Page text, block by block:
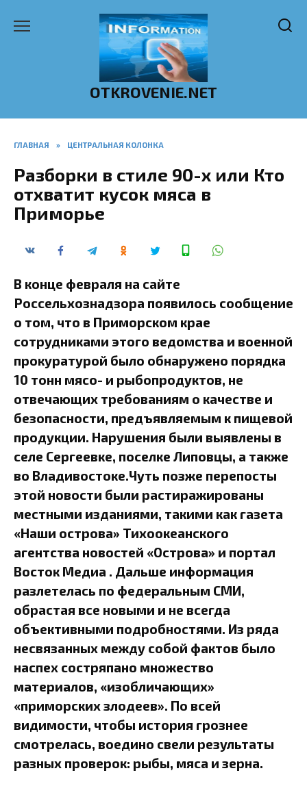
OTKROVENIE.NET
ГЛАВНАЯ » ЦЕНТРАЛЬНАЯ КОЛОНКА
Разборки в стиле 90-х или Кто
отхватит кусок мяса в
Приморье
В конце февраля на сайте
Россельхознадзора появилось сообщение
о том, что в Приморском крае
сотрудниками этого ведомства и военной
прокуратурой было обнаружено порядка
10 тонн мясо- и рыбопродуктов, не
отвечающих требованиям о качестве и
безопасности, предъявляемым к пищевой
продукции. Нарушения были выявлены в
селе Сергеевке, поселке Липовцы, а также
во Владивостоке.Чуть позже перепосты
этой новости были растиражированы
местными изданиями, такими как газета
«Наши острова» Тихоокеанского
агентства новостей «Острова» и портал
Восток Медиа . Дальше информация
разлетелась по федеральным СМИ,
обрастая все новыми и не всегда
объективными подробностями. Из ряда
несвязанных между собой фактов было
наспех состряпано множество
материалов, «изобличающих»
«приморских злодеев». По всей
видимости, чтобы история грознее
смотрелась, воедино свели результаты
разных проверок: рыбы, мяса и зерна.